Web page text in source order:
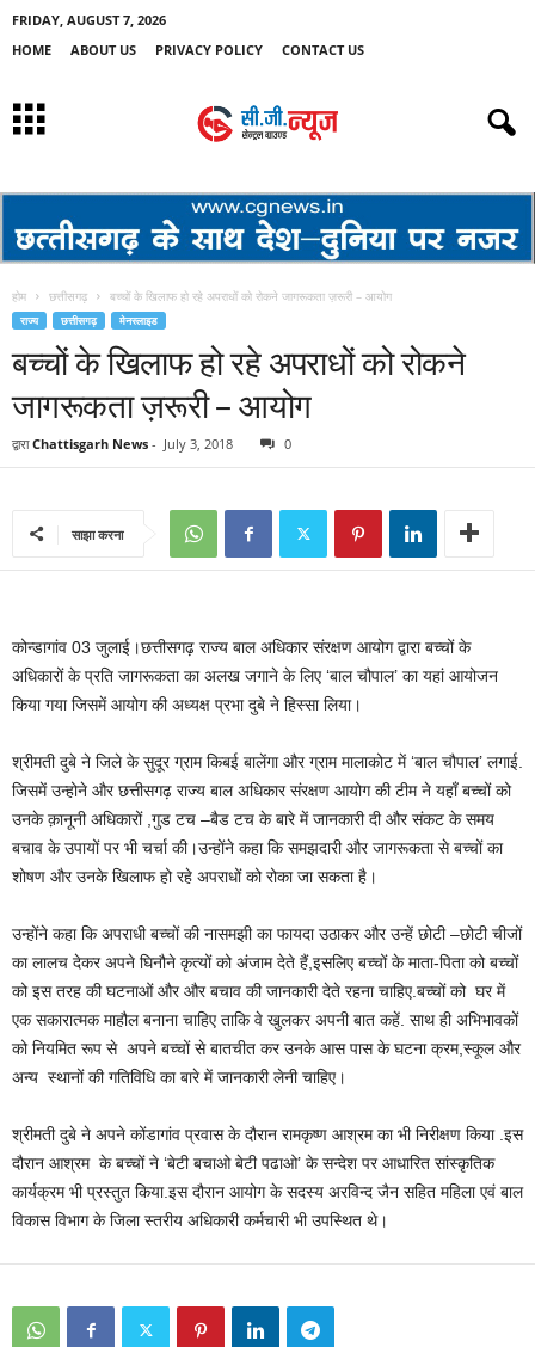
FRIDAY, AUGUST 7, 2026
HOME
ABOUT US PRIVACY POLICY CONTACT US
होम छत्तीसगढ़ बच्चों के खिलाफ हो रहे अपराधों को रोकने जागरूकता ज़रूरी – आयोग
राज्य छत्तीसगढ़ मेनस्लाइड
बच्चों के खिलाफ हो रहे अपराधों को रोकने
जागरूकता ज़रूरी – आयोग
द्वारा Chattisgarh News - July 3, 2018 0
साझा करना
कोन्डागांव 03 जुलाई।छत्तीसगढ़ राज्य बाल अधिकार संरक्षण आयोग द्वारा बच्चों के
अधिकारों के प्रति जागरूकता का अलख जगाने के लिए ‘बाल चौपाल’ का यहां आयोजन
किया गया जिसमें आयोग की अध्यक्ष प्रभा दुबे ने हिस्सा लिया।
श्रीमती दुबे ने जिले के सुदूर ग्राम किबई बालेंगा और ग्राम मालाकोट में ‘बाल चौपाल’ लगाई.
जिसमें उन्होने और छत्तीसगढ़ राज्य बाल अधिकार संरक्षण आयोग की टीम ने यहाँ बच्चों को
उनके क़ानूनी अधिकारों ,गुड टच –बैड टच के बारे में जानकारी दी और संकट के समय
बचाव के उपायों पर भी चर्चा की।उन्होंने कहा कि समझदारी और जागरूकता से बच्चों का
शोषण और उनके खिलाफ हो रहे अपराधों को रोका जा सकता है।
उन्होंने कहा कि अपराधी बच्चों की नासमझी का फायदा उठाकर और उन्हें छोटी –छोटी चीजों
का लालच देकर अपने घिनौने कृत्यों को अंजाम देते हैं,इसलिए बच्चों के माता-पिता को बच्चों
को इस तरह की घटनाओं और और बचाव की जानकारी देते रहना चाहिए.बच्चों को घर में
एक सकारात्मक माहौल बनाना चाहिए ताकि वे खुलकर अपनी बात कहें. साथ ही अभिभावकों
को नियमित रूप से अपने बच्चों से बातचीत कर उनके आस पास के घटना क्रम,स्कूल और
अन्य स्थानों की गतिविधि का बारे में जानकारी लेनी चाहिए।
श्रीमती दुबे ने अपने कोंडागांव प्रवास के दौरान रामकृष्ण आश्रम का भी निरीक्षण किया .इस
दौरान आश्रम के बच्चों ने ‘बेटी बचाओ बेटी पढाओ’ के सन्देश पर आधारित सांस्कृतिक
कार्यक्रम भी प्रस्तुत किया.इस दौरान आयोग के सदस्य अरविन्द जैन सहित महिला एवं बाल
विकास विभाग के जिला स्तरीय अधिकारी कर्मचारी भी उपस्थित थे।